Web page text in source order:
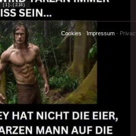
[ 1 ] - ( 2.18 )
Cookies -Impressum -